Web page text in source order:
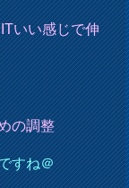
いい感じで伸
の調整
すね＠